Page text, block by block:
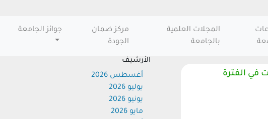
المجلات العلمية
بالجامعة
مركز ضمان
الجودة
جوائز الجامعة
أدوا الامتحانات في الفترة
الأرشيف
أغسطس 2026
يوليو 2026
يونيو 2026
مايو 2026